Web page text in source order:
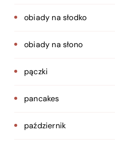
obiady na słodko
obiady na słono
pączki
pancakes
październik